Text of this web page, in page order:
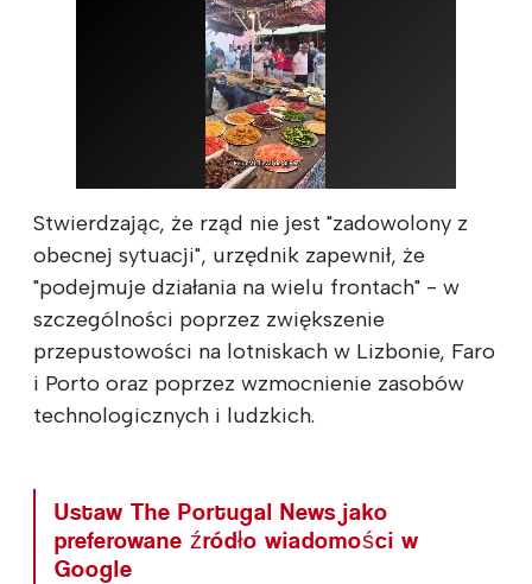
Stwierdzając, że rząd nie jest "zadowolony z
obecnej sytuacji", urzędnik zapewnił, że
"podejmuje działania na wielu frontach" - w
szczególności poprzez zwiększenie
przepustowości na lotniskach w Lizbonie, Faro
i Porto oraz poprzez wzmocnienie zasobów
technologicznych i ludzkich.
Ustaw The Portugal News jako
preferowane źródło wiadomości w
Google